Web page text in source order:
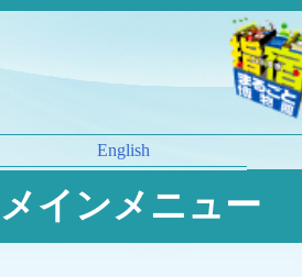
English
メインメニュー